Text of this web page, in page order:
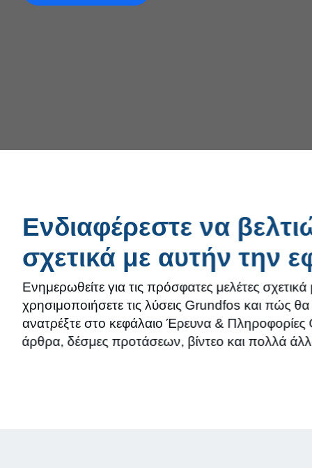
Ενδιαφέρεστε να
σχετικά με αυτήν την
Ενημερωθείτε για τις πρόσφατες μελέτες
χρησιμοποιήσετε τις λύσεις Grundfos και πώς
ανατρέξτε στο κεφάλαιο Έρευνα &
άρθρα, δέσμες προτάσεων, βίντεο και πολλά